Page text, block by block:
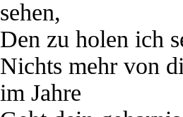
sehen,
Den zu holen ich
Nichts mehr von
im Jahre